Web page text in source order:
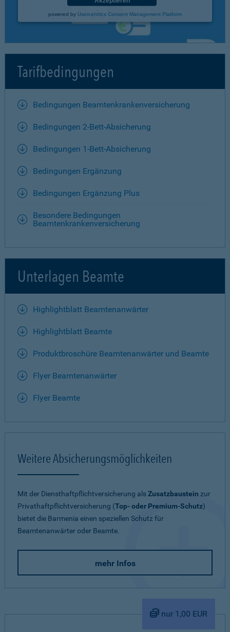
powered by Usercentrics Consent Management Platform
Tarifbedingungen
Bedingungen Beamtenkrankenversicherung
Bedingungen 2-Bett-Absicherung
Bedingungen 1-Bett-Absicherung
Bedingungen Ergänzung
Bedingungen Ergänzung Plus
Besondere Bedingungen
Beamtenkrankenversicherung
Unterlagen Beamte
Highlightblatt Beamtenanwärter
Highlightblatt Beamte
Produktbroschüre Beamtenanwärter und Beamte
Flyer Beamtenanwärter
Flyer Beamte
Weitere Absicherungsmöglichkeiten
Mit der Diensthaftpflichtversicherung alsZusatzbaustein zur
Privathaftpflichtversicherung (Top- oder Premium-Schutz)
bietet die Barmenia einen speziellen Schutz für
Beamtenanwärter oder Beamte.
mehr Infos
nur 1,00 EUR